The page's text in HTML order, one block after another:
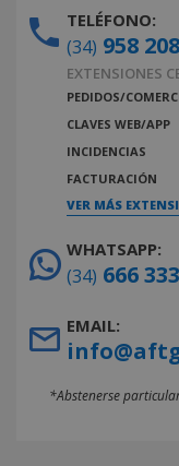
TELÉFONO:
(34) 958
EXTENSIONES
PEDIDOS/
CLAVES WEB/APP
INCIDENCIAS
FACTURACIÓN
VER MÁS
WHATSAPP:
(34) 666
EMAIL:
*Abstenerse